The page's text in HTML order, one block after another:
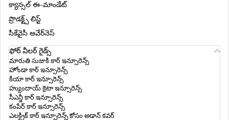
క్యాన్సల్ ఈ-మాండేట్
ప్రొడక్ట్స్ లిస్ట్
సీకేవైసీ అవేర్‌నెస్
ఫోర్ వీలర్ గైడ్స్
మారుతి సుజుకి కార్ ఇన్సూరెన్స్
హోండా కార్ ఇన్సూరెన్స్
కియా కార్ ఇన్సూరెన్స్
హ్యుందాయ్ క్రెటా ఇన్సూరెన్స్
సీఎన్జీ కార్ ఇన్సూరెన్స్
కంపేర్ కార్ ఇన్సూరెన్స్
ఎలక్ట్రిక్ కార్ ఇన్సూరెన్స్ కోసం అడాన్ కవర్